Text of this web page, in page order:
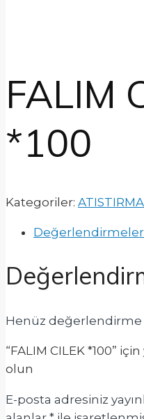
FALIM
*100
Kategoriler:
Değerlendirmeler
Henüz değerlendirme
“FALIM CILEK *100”
olun
E-posta adresiniz